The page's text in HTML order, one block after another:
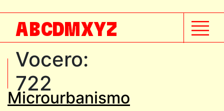
ABCDMXYZ
Vocero:
722
Microurbanismo